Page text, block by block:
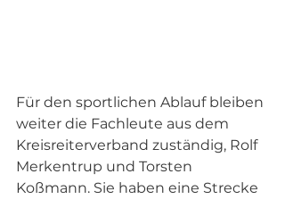
Für den sportlichen Ablauf bleiben
weiter die Fachleute aus dem
Kreisreiterverband zuständig, Rolf
Merkentrup und Torsten
Koßmann. Sie haben eine Strecke